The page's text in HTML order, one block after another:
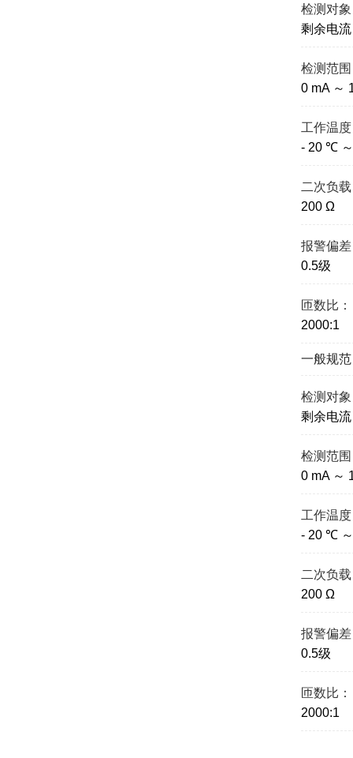
检测对
剩余电流
检测范
0 mA ～
工作温
- 20 ℃
二次负
200 Ω
报警偏
0.5级
匝数比：
2000:1
一般规范
检测对
剩余电流
检测范
0 mA ～
工作温
- 20 ℃
二次负
200 Ω
报警偏
0.5级
匝数比：
2000:1